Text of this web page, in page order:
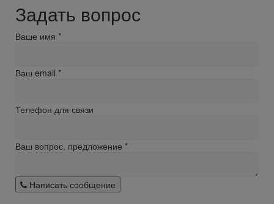
Задать вопрос
Ваше имя *
Ваш email *
Телефон для связи
Ваш вопрос, предложение *
Написать сообщение